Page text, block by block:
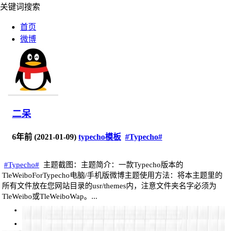
关键词搜索
首页
微博
代码
二呆
6年前 (2021-01-09) typecho模板 #Typecho#
#Typecho# 主题截图：主题简介：一款Typecho版本的
TleWeiboForTypecho电脑/手机版微博主题使用方法：将本主题里的
所有文件放在您网站目录的usr/themes内，注意文件夹名字必须为
TleWeibo或TleWeiboWap。...